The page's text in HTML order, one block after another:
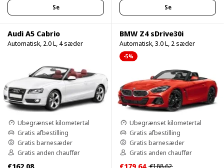
Se Se
Audi A5 Cabrio
Automatisk, 2.0 L, 4 sæder
Ubegrænset kilometertal
Gratis afbestilling
Gratis barnesæder
Gratis anden chauffør
BMW Z4 sDrive30i
Automatisk, 3.0 L, 2 sæder
-5%
Ubegrænset kilometertal
Gratis afbestilling
Gratis barnesæder
Gratis anden chauffør
€188.62